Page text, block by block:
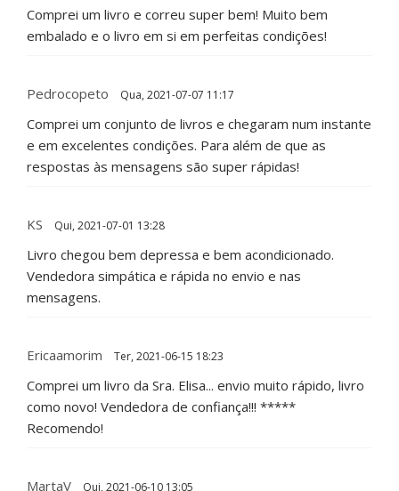
Comprei um livro e correu super bem! Muito bem
embalado e o livro em si em perfeitas condições!
Pedrocopeto Qua, 2021-07-07 11:17
Comprei um conjunto de livros e chegaram num instante
e em excelentes condições. Para além de que as
respostas às mensagens são super rápidas!
KS Qui, 2021-07-01 13:28
Livro chegou bem depressa e bem acondicionado.
Vendedora simpática e rápida no envio e nas
mensagens.
Ericaamorim Ter, 2021-06-15 18:23
Comprei um livro da Sra. Elisa... envio muito rápido, livro
como novo! Vendedora de confiança!!! *****
Recomendo!
MartaV Qui, 2021-06-10 13:05